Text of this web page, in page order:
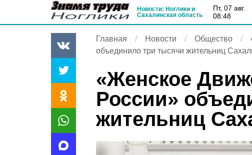
Новости: Ноглики и
Сахалинская область
пт, 07 авг.
08:48
Главная Новости Общество
объединило три тысячи жительниц
«Женское
России»
жительниц